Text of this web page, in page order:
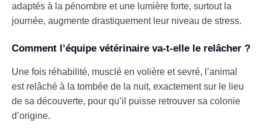
adaptés à la pénombre et une lumière forte, surtout la
journée, augmente drastiquement leur niveau de stress.
Comment l’équipe vétérinaire va-t-elle le relâcher ?
Une fois réhabilité, musclé en volière et sevré, l’animal
est relâché à la tombée de la nuit, exactement sur le lieu
de sa découverte, pour qu’il puisse retrouver sa colonie
d’origine.